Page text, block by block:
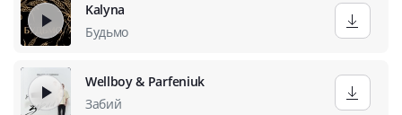
Kalyna
Будьмо
Wellboy & Parfeniuk
Забий